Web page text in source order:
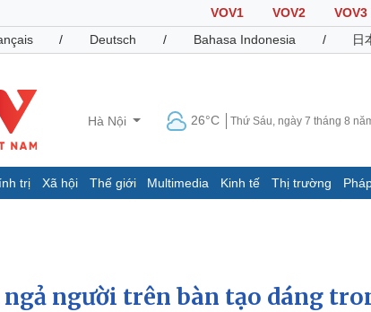
VOV1 VOV2 VOV3
/ Deutsch / Bahasa Indonesia / 日
Hà Nội 26°C Thứ Sáu, ngày 7 tháng 8
trị Xã hội Thế giới Multimedia Kinh tế Thị trường
Dấu ấn VOV
ngả người trên bàn tạo dáng